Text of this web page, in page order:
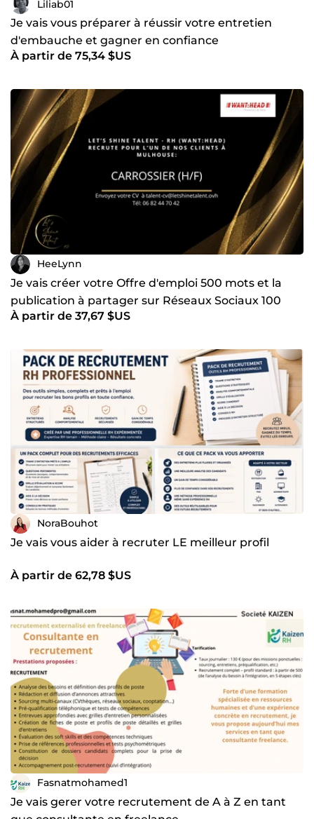
Liliab01
Je vais vous préparer à réussir votre entretien
d'embauche et gagner en confiance
À partir de 75,34 $US
HeeLynn
Je vais créer votre Offre d'emploi 500 mots et la
publication à partager sur Réseaux Sociaux 100
mots
À partir de 37,67 $US
NoraBouhot
Je vais vous aider à recruter LE meilleur profil
À partir de 62,78 $US
Fasnatmohamed1
Je vais gerer votre recrutement de A à Z en tant